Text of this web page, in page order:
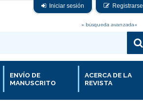
Iniciar sesión Registrarse
» búsqueda avanzada«
ENVÍO DE
MANUSCRITO
ACERCA DE LA
REVISTA